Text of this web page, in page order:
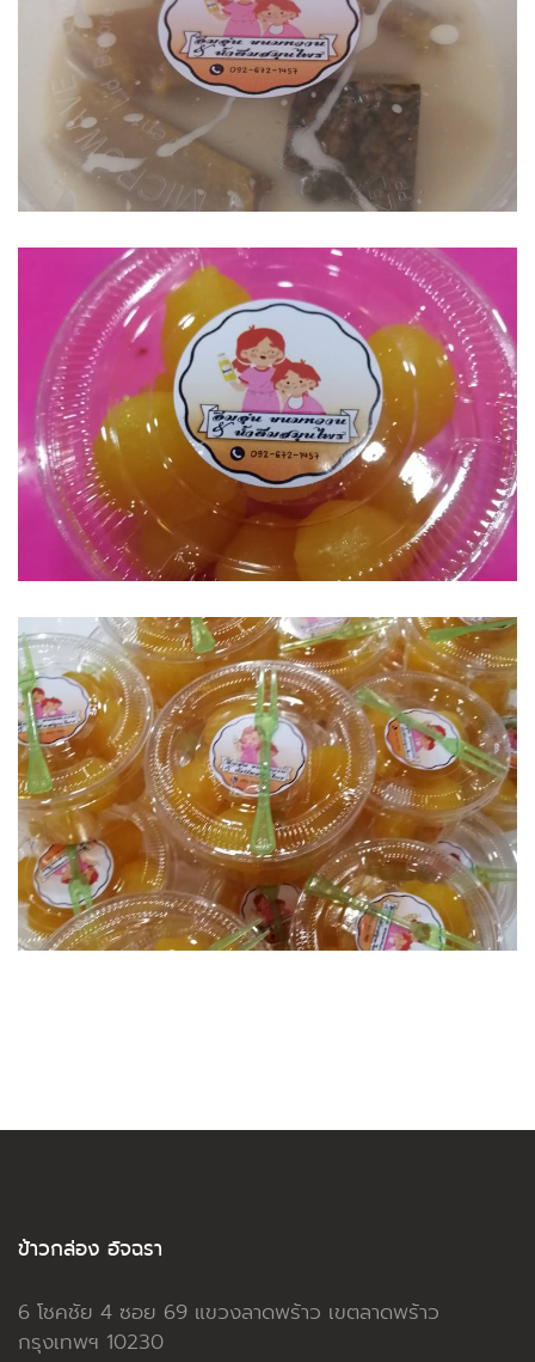
ข้าวกล่อง อัจฉรา
6 โชคชัย 4 ซอย 69 แขวงลาดพร้าว เขตลาดพร้าว
กรุงเทพฯ 10230